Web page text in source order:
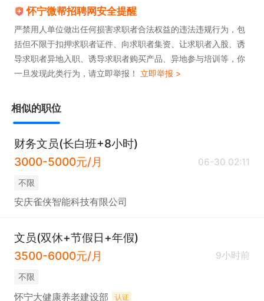
怀宁微帮招聘网安全提醒
严禁用人单位做出任何损害求职者合法权益的违法违规行为，包
括但不限于扣押求职者证件、向求职者集资、让求职者入股、诱
导求职者异地入职、诱导求职者购买产品、异地参与培训等，你
一旦发现此类行为，请立即举报！ 立即举报 >
相似的职位
财务文员(长白班+8小时)
3000-5000元/月
06-30 02:11
不限
安庆雀侠智能科技有限公司
文员(双休+节假日+年假)
3500-6000元/月
9小时前
不限
怀宁大健康养老建设部 认证